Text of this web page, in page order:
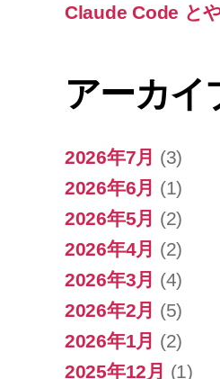
Claude Code と
アーカイ
2026年7月 (3)
2026年6月 (1)
2026年5月 (2)
2026年4月 (2)
2026年3月 (4)
2026年2月 (5)
2026年1月 (2)
2025年12月 (1)